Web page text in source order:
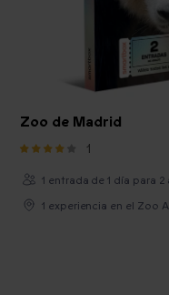
Zoo de Madrid
1
1 entrada de 1 día para
1 experiencia en el Zoo